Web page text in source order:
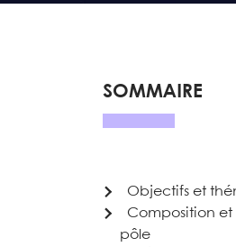
SOMMAIRE
Objectifs et
Composition
pôle